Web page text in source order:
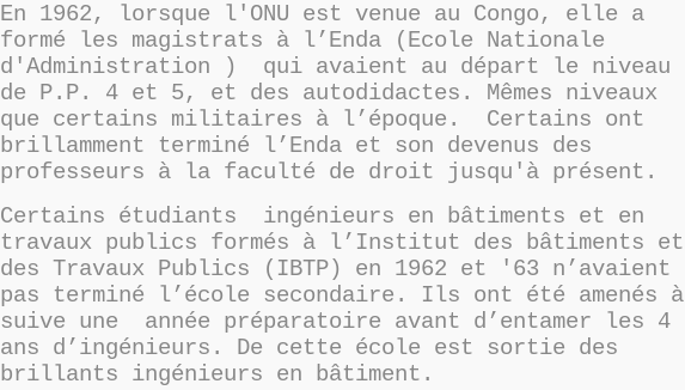
En 1962, lorsque l'ONU est venue au Congo, elle a
formé les magistrats à l’Enda (Ecole Nationale
d'Administration ) qui avaient au départ le niveau
de P.P. 4 et 5, et des autodidactes. Mêmes niveaux
que certains militaires à l’époque. Certains ont
brillamment terminé l’Enda et son devenus des
professeurs à la faculté de droit jusqu'à présent.
Certains étudiants ingénieurs en bâtiments et en
travaux publics formés à l’Institut des bâtiments et
des Travaux Publics (IBTP) en 1962 et '63 n’avaient
pas terminé l’école secondaire. Ils ont été amenés à
suive une année préparatoire avant d’entamer les 4
ans d’ingénieurs. De cette école est sortie des
brillants ingénieurs en bâtiment.